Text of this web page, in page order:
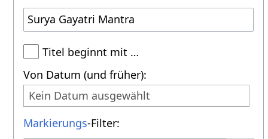
Titel beginnt mit …
Von Datum (und früher):
Kein Datum ausgewählt
Markierungs-Filter: